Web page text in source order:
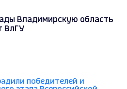
Владимирскую область
ВлГУ